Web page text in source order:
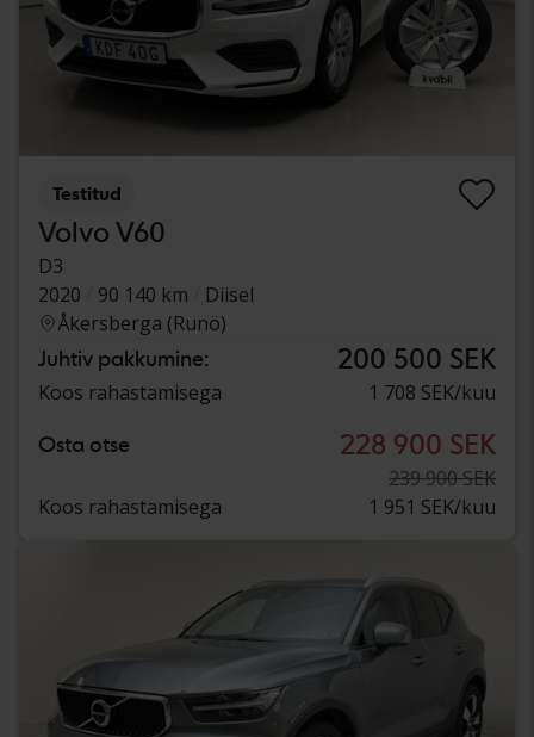
Testitud
Volvo V60
D3
2020
90 140 km
Diisel
Åkersberga (Runö)
Juhtiv pakkumine: 200 500 SEK
Koos rahastamisega 1 708 SEK/kuu
Osta otse 228 900 SEK
239 900 SEK
Koos rahastamisega
1 951 SEK/kuu